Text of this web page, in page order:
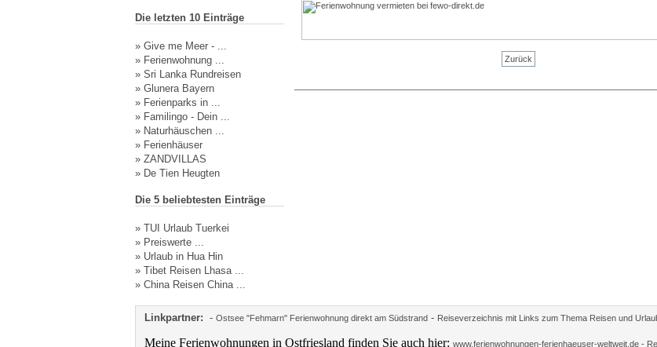
Die letzten 10 Einträge
» Give me Meer - ...
» Ferienwohnung ...
» Sri Lanka Rundreisen
» Glunera Bayern
» Ferienparks in ...
» Familingo - Dein ...
» Naturhäuschen ...
» Ferienhäuser
» ZANDVILLAS
» De Tien Heugten
Die 5 beliebtesten Einträge
» TUI Urlaub Tuerkei
» Preiswerte ...
» Urlaub in Hua Hin
» Tibet Reisen Lhasa ...
» China Reisen China ...
Zurück
Linkpartner: - Ostsee "Fehmarn" Ferienwohnung direkt am Südstrand- Reiseverzeichnis mit Links zum Thema Reisen und
Meine Ferienwohnungen in Ostfriesland finden Sie auch hier: www.ferienwohnungen-ferienhaeuser-weltweit.de -